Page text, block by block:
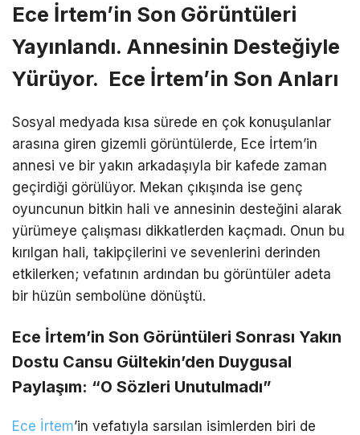
Ece İrtem’in Son Görüntüleri
Yayınlandı. Annesinin Desteğiyle
Yürüyor. Ece İrtem’in Son Anları
Sosyal medyada kısa sürede en çok konuşulanlar
arasına giren gizemli görüntülerde, Ece İrtem’in
annesi ve bir yakın arkadaşıyla bir kafede zaman
geçirdiği görülüyor. Mekan çıkışında ise genç
oyuncunun bitkin hali ve annesinin desteğini alarak
yürümeye çalışması dikkatlerden kaçmadı. Onun bu
kırılgan hali, takipçilerini ve sevenlerini derinden
etkilerken; vefatının ardından bu görüntüler adeta
bir hüzün sembolüne dönüştü.
Ece İrtem’in Son Görüntüleri Sonrası Yakın
Dostu Cansu Gültekin’den Duygusal
Paylaşım: “O Sözleri Unutulmadı”
Ece İrtem’in vefatıyla sarsılan isimlerden biri de